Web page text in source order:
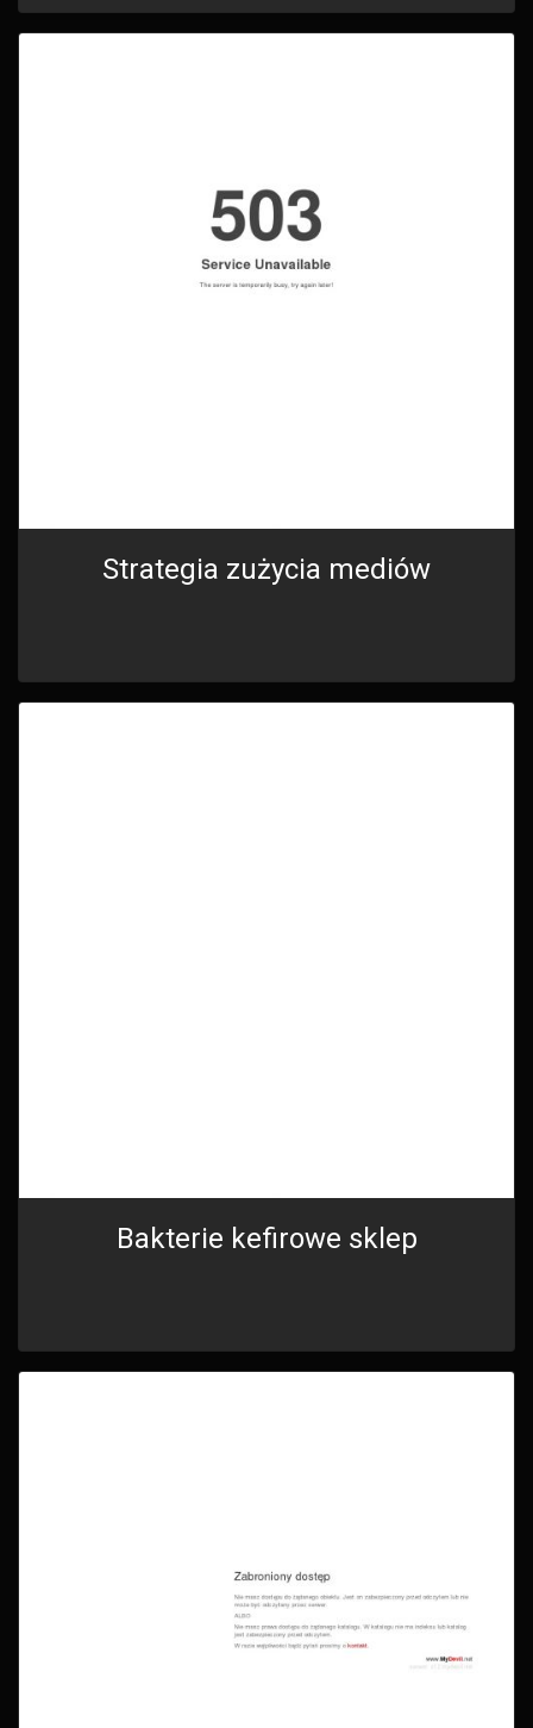
Strategia zużycia mediów
Bakterie kefirowe sklep